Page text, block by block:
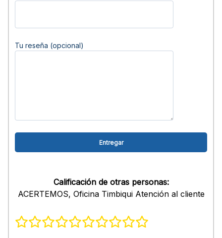
Tu reseña (opcional)
Calificación de otras personas:
ACERTEMOS, Oficina Timbiqui Atención al cliente